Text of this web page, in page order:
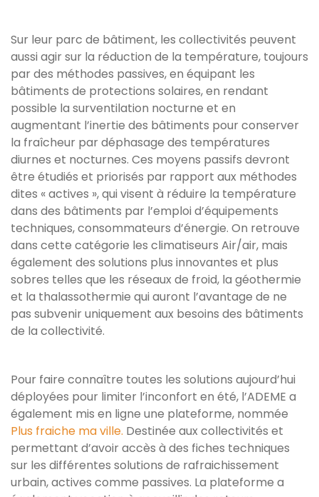
Sur leur parc de bâtiment, les collectivités peuvent
aussi agir sur la réduction de la température, toujours
par des méthodes passives, en équipant les
bâtiments de protections solaires, en rendant
possible la surventilation nocturne et en
augmentant l’inertie des bâtiments pour conserver
la fraîcheur par déphasage des températures
diurnes et nocturnes. Ces moyens passifs devront
être étudiés et priorisés par rapport aux méthodes
dites « actives », qui visent à réduire la température
dans des bâtiments par l’emploi d’équipements
techniques, consommateurs d’énergie. On retrouve
dans cette catégorie les climatiseurs Air/air, mais
également des solutions plus innovantes et plus
sobres telles que les réseaux de froid, la géothermie
et la thalassothermie qui auront l’avantage de ne
pas subvenir uniquement aux besoins des bâtiments
de la collectivité.
Pour faire connaître toutes les solutions aujourd’hui
déployées pour limiter l’inconfort en été, l’ADEME a
également mis en ligne une plateforme, nommée
Plus fraiche ma ville. Destinée aux collectivités et
permettant d’avoir accès à des fiches techniques
sur les différentes solutions de rafraichissement
urbain, actives comme passives. La plateforme a